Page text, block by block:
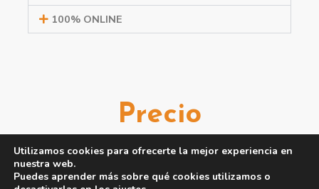
100% ONLINE
Precio
250€
Utilizamos cookies para ofrecerte la mejor experiencia en
nuestra web.
Puedes aprender más sobre qué cookies utilizamos o